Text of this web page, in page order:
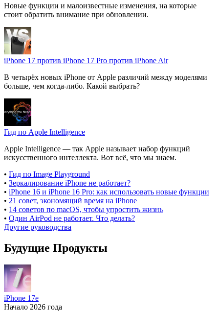
Новые функции и малоизвестные изменения, на которые
стоит обратить внимание при обновлении.
iPhone 17 против iPhone 17 Pro против iPhone Air
В четырёх новых iPhone от Apple различий между моделями
больше, чем когда-либо. Какой выбрать?
Гид по Apple Intelligence
Apple Intelligence — так Apple называет набор функций
искусственного интеллекта. Вот всё, что мы знаем.
• Гид по Image Playground
• Зеркалирование iPhone не работает?
• iPhone 16 и iPhone 16 Pro: как использовать новые функции
• 21 совет, экономящий время на iPhone
• 14 советов по macOS, чтобы упростить жизнь
• Один AirPod не работает. Что делать?
Другие руководства
Будущие Продукты
iPhone 17e
Начало 2026 года